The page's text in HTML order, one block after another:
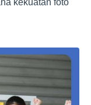
kekuatan foto